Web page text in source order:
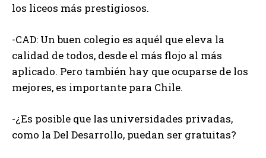
los liceos más prestigiosos.
-CAD: Un buen colegio es aquél que eleva la
calidad de todos, desde el más flojo al más
aplicado. Pero también hay que ocuparse de los
mejores, es importante para Chile.
-¿Es posible que las universidades privadas,
como la Del Desarrollo, puedan ser gratuitas?